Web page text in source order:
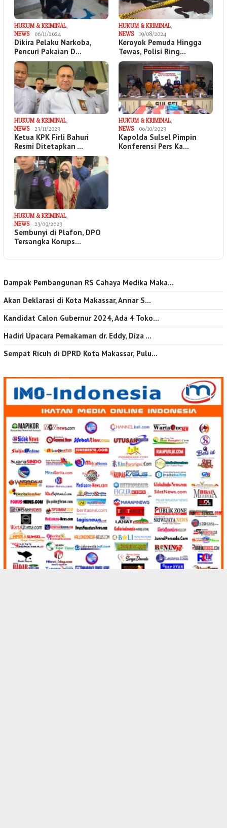
HUKUM & KRIMINAL
NEWS
06/11/2024
Dikira Pelaku Narkoba,
Pencuri Pakaian D…
HUKUM & KRIMINAL
NEWS
19/08/2024
Keroyok Pemuda Hingga
Tewas, Polisi Ring…
HUKUM & KRIMINAL
NEWS
23/11/2023
Ketua KPK Firli Bahuri
Resmi Ditetapkan …
HUKUM & KRIMINAL
NEWS
06/10/2023
Kapolda Sulsel Pimpin
Konferensi Pers Ka…
HUKUM & KRIMINAL
NEWS
23/09/2023
Sembunyi di Plafon, DPO
Tersangka Korups…
Dampak Pembangunan RS Cahaya Medika Maka…
Akan Deklarasi di Kota Makassar, Annar S…
Kandidat Calon Gubernur 2024, Ada 4 Toko…
Hadiri Upacara Pemakaman dr. Eddy, Diza …
Sempat Ricuh di DPRD Kota Makassar, Pulu…